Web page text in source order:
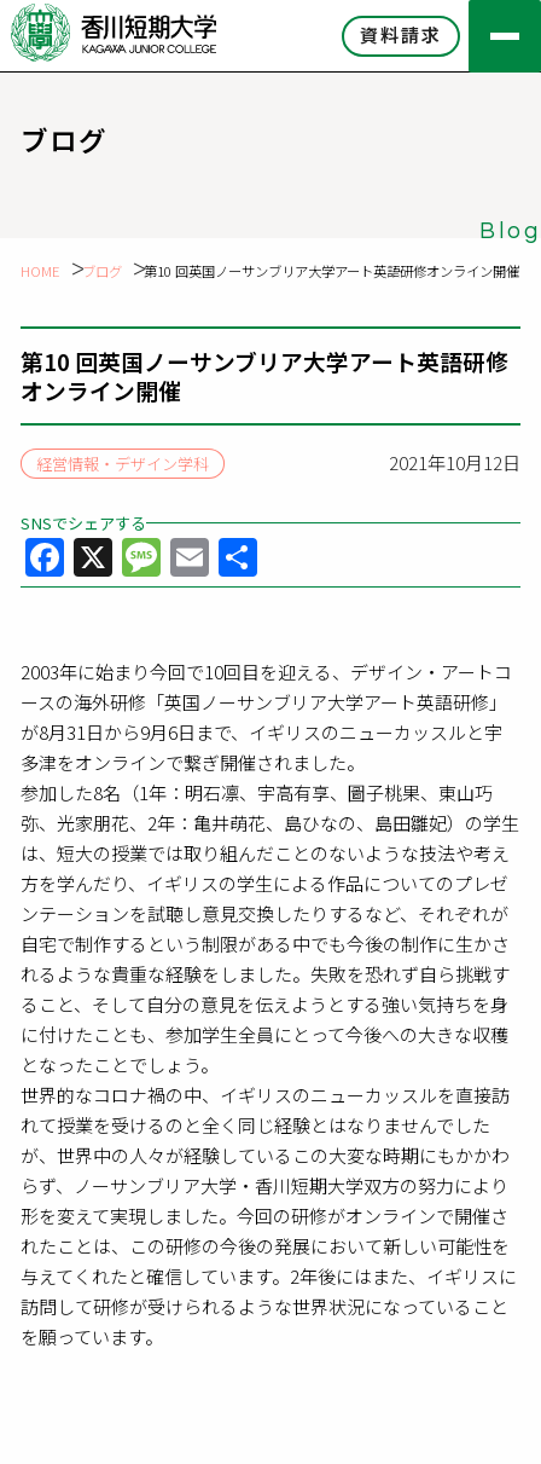
資料請求
ブログ
Blog
HOME ブログ 第10 回英国ノーサンブリア大学アート英語研修オンライン開催
第10 回英国ノーサンブリア大学アート英語研修
オンライン開催
経営情報・デザイン学科 2021年10月12日
SNSでシェアする
Facebook
X Message
Email
有
2003年に始まり今回で10回目を迎える、デザイン・アートコ
ースの海外研修「英国ノーサンブリア大学アート英語研修」
が8月31日から9月6日まで、イギリスのニューカッスルと宇
多津をオンラインで繋ぎ開催されました。
参加した8名（1年：明石凛、宇高有享、圖子桃果、東山巧
弥、光家朋花、2年：亀井萌花、島ひなの、島田雛妃）の学生
は、短大の授業では取り組んだことのないような技法や考え
方を学んだり、イギリスの学生による作品についてのプレゼ
ンテーションを試聴し意見交換したりするなど、それぞれが
自宅で制作するという制限がある中でも今後の制作に生かさ
れるような貴重な経験をしました。失敗を恐れず自ら挑戦す
ること、そして自分の意見を伝えようとする強い気持ちを身
に付けたことも、参加学生全員にとって今後への大きな収穫
となったことでしょう。
世界的なコロナ禍の中、イギリスのニューカッスルを直接訪
れて授業を受けるのと全く同じ経験とはなりませんでした
が、世界中の人々が経験しているこの大変な時期にもかかわ
らず、ノーサンブリア大学・香川短期大学双方の努力により
形を変えて実現しました。今回の研修がオンラインで開催さ
れたことは、この研修の今後の発展において新しい可能性を
与えてくれたと確信しています。2年後にはまた、イギリスに
訪問して研修が受けられるような世界状況になっていること
を願っています。